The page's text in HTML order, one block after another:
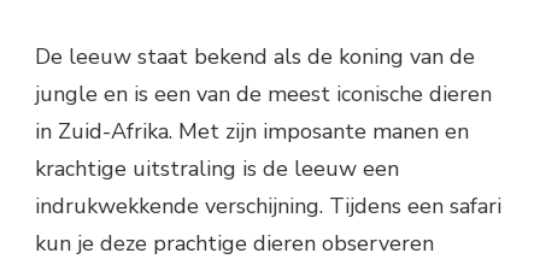
De leeuw staat bekend als de koning van de
jungle en is een van de meest iconische dieren
in Zuid-Afrika. Met zijn imposante manen en
krachtige uitstraling is de leeuw een
indrukwekkende verschijning. Tijdens een safari
kun je deze prachtige dieren observeren